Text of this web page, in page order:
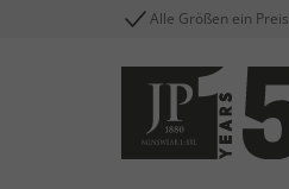
Alle Größen ein Preis